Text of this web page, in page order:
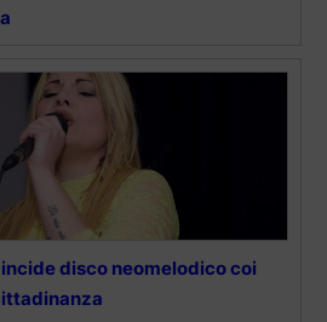
disco neomelodico coi